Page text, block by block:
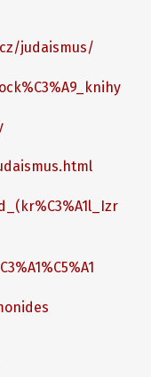
judaismus/